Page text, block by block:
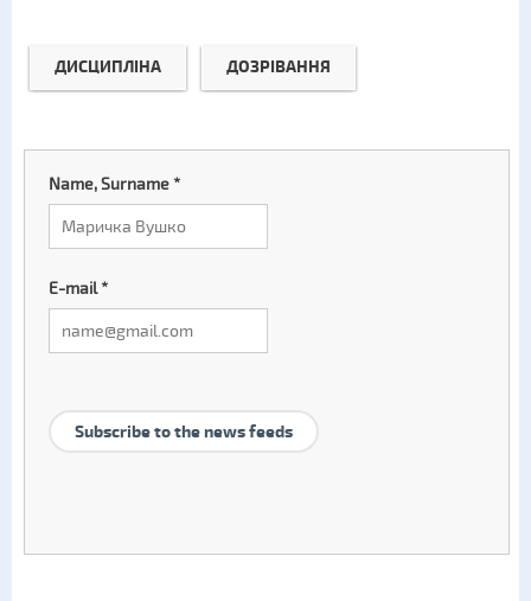
ДИСЦИПЛІНА ДОЗРІВАННЯ
Name, Surname*
E-mail*
Subscribe to the news feeds